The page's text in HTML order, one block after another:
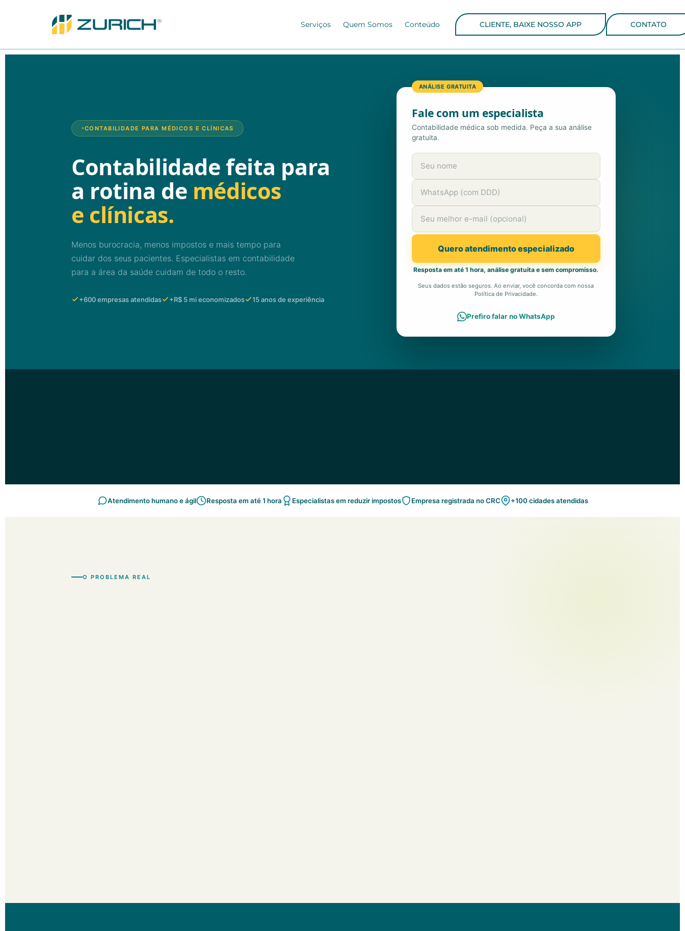
Serviços Quem Somos Conteúdo CLIENTE, BAIXE NOSSO APP CONTATO
CONTABILIDADE PARA MÉDICOS E CLÍNICAS
Contabilidade feita para
a rotina de médicos
e clínicas.
Menos burocracia, menos impostos e mais tempo para
cuidar dos seus pacientes. Especialistas em contabilidade
para a área da saúde cuidam de todo o resto.
+600 empresas atendidas +R$ 5 mi economizados 15 anos de experiência
ANÁLISE GRATUITA
Fale com um especialista
Contabilidade médica sob medida. Peça a sua análise
gratuita.
Quero atendimento especializado
Resposta em até 1 hora, análise gratuita e sem compromisso.
Seus dados estão seguros. Ao enviar, você concorda com nossa
Política de Privacidade.
Prefiro falar no WhatsApp
Atendimento humano e ágil Resposta em até 1 hora Especialistas em reduzir impostos Empresa registrada no CRC +100 cidades atendidas
O PROBLEMA REAL